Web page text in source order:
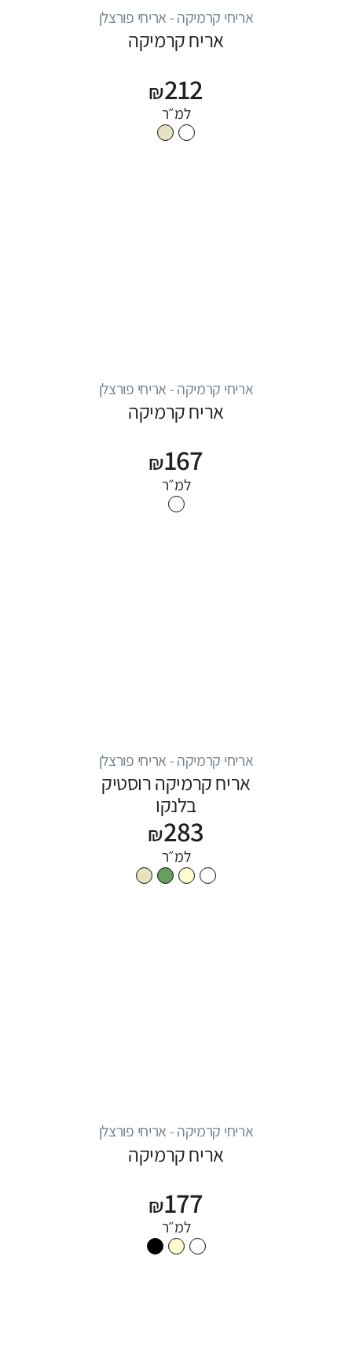
אריחי קרמיקה - אריחי פורצלן
אריח קרמיקה
₪212
למ״ר
אריחי קרמיקה - אריחי פורצלן
אריח קרמיקה
₪167
למ״ר
אריחי קרמיקה - אריחי פורצלן
אריח קרמיקה רוסטיק
בלנקו
₪283
למ״ר
אריחי קרמיקה - אריחי פורצלן
אריח קרמיקה
₪177
למ״ר